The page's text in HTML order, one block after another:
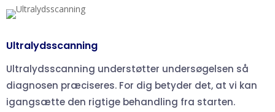
Ultralydsscanning
Ultralydsscanning understøtter undersøgelsen så
diagnosen præciseres. For dig betyder det, at vi kan
igangsætte den rigtige behandling fra starten.